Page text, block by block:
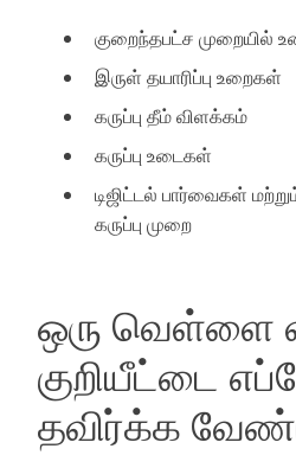
குறைந்தபட்ச முறையில்
இருள் தயாரிப்பு உறைகள்
கருப்பு தீம் விளக்கம்
கருப்பு உடைகள்
டிஜிட்டல் பார்வைகள்
கருப்பு முறை
ஒரு வெள்ளை
குறியீட்டை
தவிர்க்க